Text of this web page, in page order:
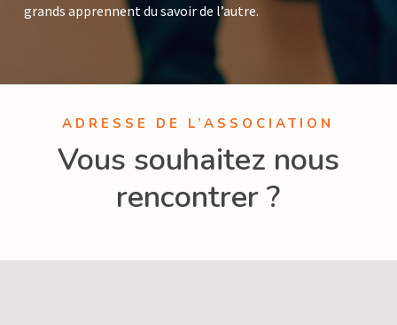
grands apprennent du savoir de l’autre.
ADRESSE DE L’ASSOCIATION
Vous souhaitez nous
rencontrer ?